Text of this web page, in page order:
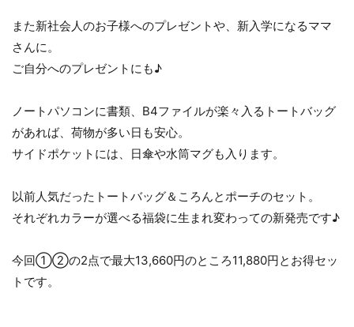
また新社会人のお子様へのプレゼントや、新入学になるママ
さんに。
ご自分へのプレゼントにも♪
ノートパソコンに書類、B4ファイルが楽々入るトートバッグ
があれば、荷物が多い日も安心。
サイドポケットには、日傘や水筒マグも入ります。
以前人気だったトートバッグ＆ころんとポーチのセット。
それぞれカラーが選べる福袋に生まれ変わっての新発売です♪
今回①②の2点で最大13,660円のところ11,880円とお得セッ
トです。